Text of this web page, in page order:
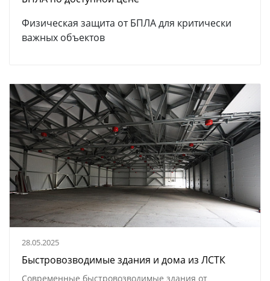
Физическая защита от БПЛА для критически
важных объектов
28.05.2025
Быстровозводимые здания и дома из ЛСТК
Современные быстровозводимые здания от